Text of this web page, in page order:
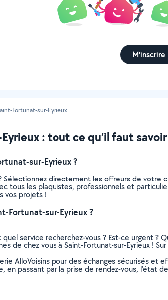
M'inscrire
Fortunat-sur-Eyrieux
: tout ce qu’il faut savoir
sur-Eyrieux ?
Sélectionnez directement les offreurs de
tous les plaquistes, professionnels et
vos projets !
Fortunat-sur-Eyrieux ?
service recherchez-vous ? Est-ce urgent ?
de chez vous à Saint-Fortunat-sur-Eyrieux !
AlloVoisins pour des échanges sécurisés et
passant par la prise de rendez-vous, l’état